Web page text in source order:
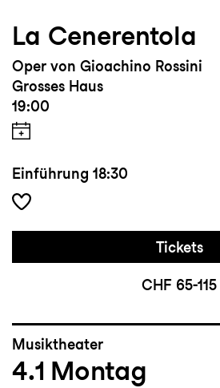
La Cenerentola
Oper von Gioachino Rossini
Grosses Haus
19:00
Einführung 18:30
Tickets
CHF 65-115
Musiktheater
4.1 Montag